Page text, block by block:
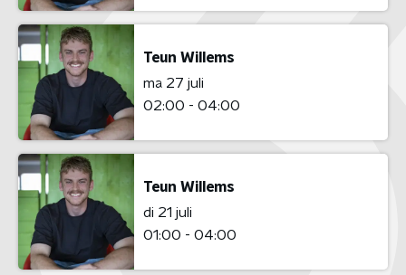
Teun Willems
ma 27 juli
02:00 - 04:00
Teun Willems
di 21 juli
01:00 - 04:00